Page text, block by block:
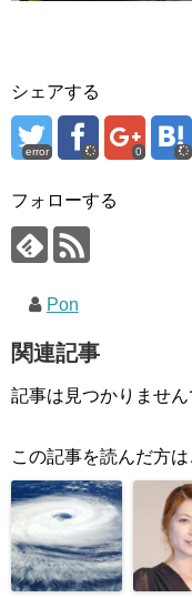
シェアする
error 0
フォローする
Pon
関連記事
記事は見つかりません
この記事を読んだ方